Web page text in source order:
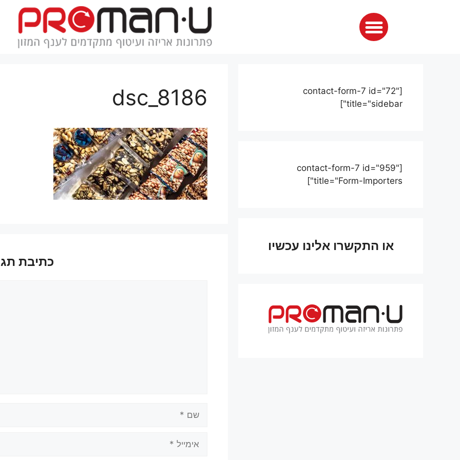
dsc_8186
כתיבת
[contact-form-7 id="72"
title="sidebar"]
[contact-form-7 id="959"
title="Form-Importers"]
או התקשרו אלינו עכשיו